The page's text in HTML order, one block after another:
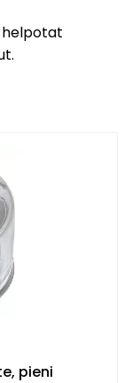
helpotat
pieni